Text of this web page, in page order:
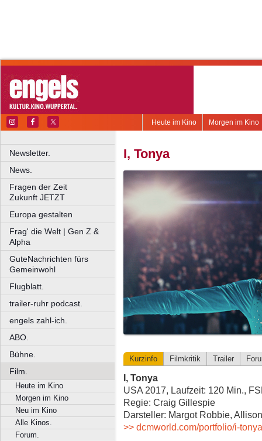
Morgen im Kino
Heute im Kino
Newsletter.
News.
Fragen der Zeit
Zukunft JETZT
Europa gestalten
Frag' die Welt | Gen Z &
Alpha
GuteNachrichten fürs
Gemeinwohl
Flugblatt.
trailer-ruhr podcast.
engels zahl-ich.
ABO.
Bühne.
Film.
Heute im Kino
Morgen im Kino
Neu im Kino
Alle Kinos.
Forum.
I, Tonya
Kurzinfo Filmkritik Trailer
I, Tonya
USA 2017, Laufzeit: 120 Min.,
Regie: Craig Gillespie
Darsteller: Margot Robbie,
>> dcmworld.com/portfolio/i-tonya